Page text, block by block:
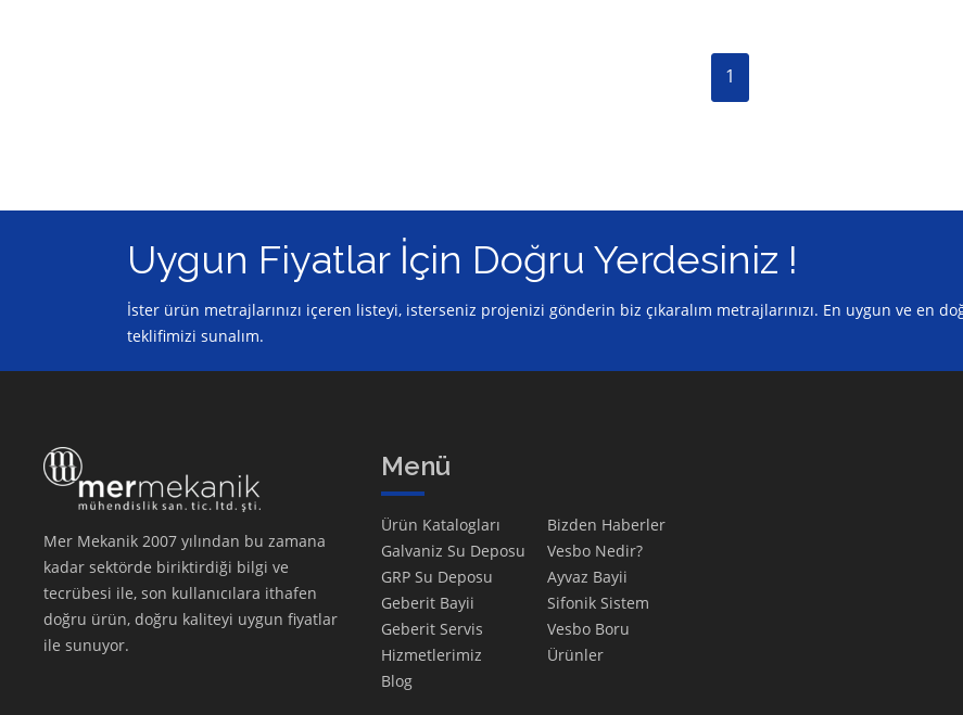
1
Uygun Fiyatlar İçin Doğru Yerdesiniz !
İster ürün metrajlarınızı içeren listeyi, isterseniz projenizi gönderin biz çıkaralım metrajlarınızı. En uygun ve en
teklifimizi sunalım.
Mer Mekanik 2007 yılından bu zamana
kadar sektörde biriktirdiği bilgi ve
tecrübesi ile, son kullanıcılara ithafen
doğru ürün, doğru kaliteyi uygun fiyatlar
ile sunuyor.
Menü
Ürün Katalogları
Bizden Haberler
Galvaniz Su Deposu
Vesbo Nedir?
GRP Su Deposu
Ayvaz Bayii
Geberit Bayii
Sifonik Sistem
Geberit Servis
Vesbo Boru
Hizmetlerimiz
Ürünler
Blog